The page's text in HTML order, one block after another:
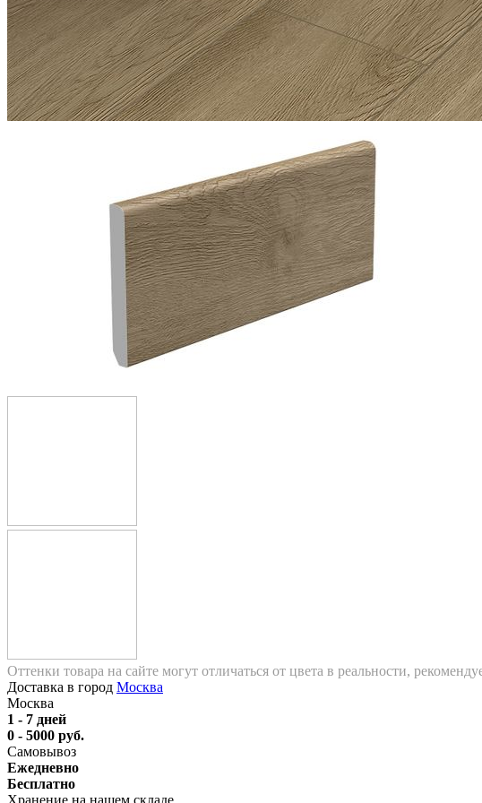
Оттенки товара на сайте могут отличаться от цвета в реальности,
Доставка в город Москва
Москва
1 - 7 дней
0 - 5000 руб.
Самовывоз
Ежедневно
Бесплатно
Хранение на нашем складе